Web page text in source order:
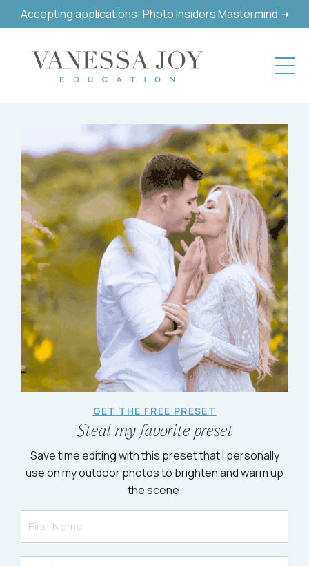
Accepting applications: Photo Insiders Mastermind ➝
GET THE FREE PRESET
Steal my favorite preset
Save time editing with this preset that I personally
use on my outdoor photos to brighten and warm up
the scene.